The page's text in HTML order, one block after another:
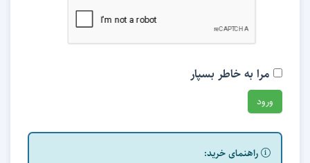
مرا به خاطر بسپار
راهنمای خرید: